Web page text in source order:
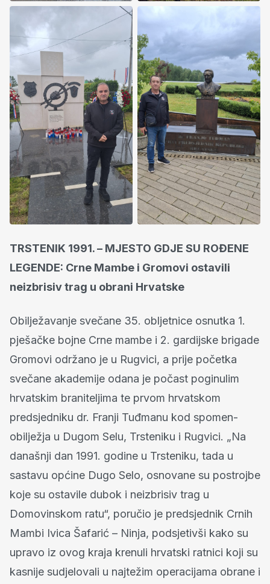
TRSTENIK 1991. – MJESTO GDJE SU ROĐENE
LEGENDE: Crne Mambe i Gromovi ostavili
neizbrisiv trag u obrani Hrvatske
Obilježavanje svečane 35. obljetnice osnutka 1.
pješačke bojne Crne mambe i 2. gardijske brigade
Gromovi održano je u Rugvici, a prije početka
svečane akademije odana je počast poginulim
hrvatskim braniteljima te prvom hrvatskom
predsjedniku dr. Franji Tuđmanu kod spomen-
obilježja u Dugom Selu, Trsteniku i Rugvici. „Na
današnji dan 1991. godine u Trsteniku, tada u
sastavu općine Dugo Selo, osnovane su postrojbe
koje su ostavile dubok i neizbrisiv trag u
Domovinskom ratu“, poručio je predsjednik Crnih
Mambi Ivica Šafarić – Ninja, podsjetivši kako su
upravo iz ovog kraja krenuli hrvatski ratnici koji su
kasnije sudjelovali u najtežim operacijama obrane i